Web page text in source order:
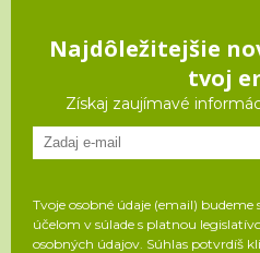
Najdôležitejšie
tvoj
Získaj zaujímavé
Tvoje osobné údaje (email)
účelom v súlade s platnou
osobných údajov. Súhlas potvrdíš